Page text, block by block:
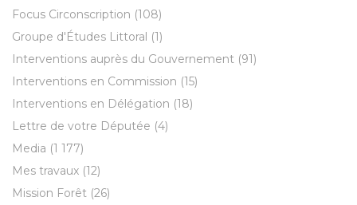
Focus Circonscription (108)
Groupe d'Études Littoral (1)
Interventions auprès du Gouvernement (91)
Interventions en Commission (15)
Interventions en Délégation (18)
Lettre de votre Députée (4)
Media (1 177)
Mes travaux (12)
Mission Forêt (26)